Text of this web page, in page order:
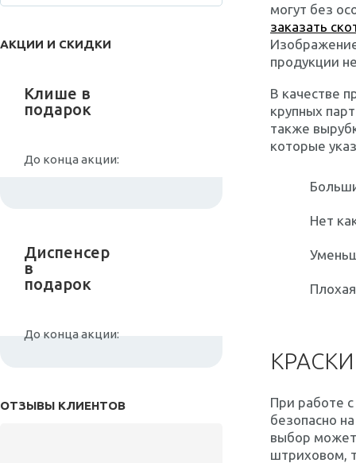
АКЦИИ И СКИДКИ
Клише в
подарок
До конца акции:
Диспенсер
в
подарок
До конца акции:
ОТЗЫВЫ КЛИЕНТОВ
могут без
заказать
продукции
В качестве
крупных
также
которые
Нет
При работе
безопасно
выбор
штриховом,